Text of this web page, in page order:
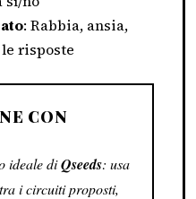
: Rabbia, ansia,
risposte
CON
ideale diQseeds: usa
i circuiti proposti,